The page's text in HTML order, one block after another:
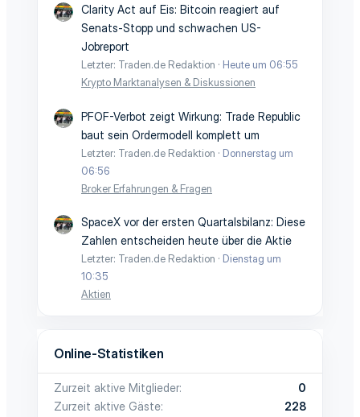
Clarity Act auf Eis: Bitcoin reagiert auf
Senats-Stopp und schwachen US-
Jobreport
Letzter: Traden.de Redaktion
Heute um 06:55
Krypto Marktanalysen & Diskussionen
PFOF-Verbot zeigt Wirkung: Trade Republic
baut sein Ordermodell komplett um
Letzter: Traden.de Redaktion
Donnerstag um
06:56
Broker Erfahrungen & Fragen
SpaceX vor der ersten Quartalsbilanz: Diese
Zahlen entscheiden heute über die Aktie
Letzter: Traden.de Redaktion
Dienstag um
10:35
Aktien
Online-Statistiken
Zurzeit aktive Mitglieder
0
Zurzeit aktive Gäste
228